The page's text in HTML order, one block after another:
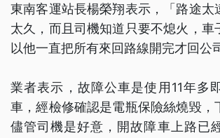
東南客運站長楊榮翔表示，「路途太
太久，而且司機知道只要不熄火，車
以他一直把所有來回路線開完才回公
業者表示，故障公車是使用11年多
車，經檢修確認是電瓶保險絲燒毀，
儘管司機是好意，開故障車上路已